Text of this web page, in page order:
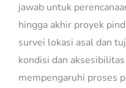
jawab untuk
hingga akhir proyek
survei lokasi asal dan
kondisi dan
mempengaruhi proses